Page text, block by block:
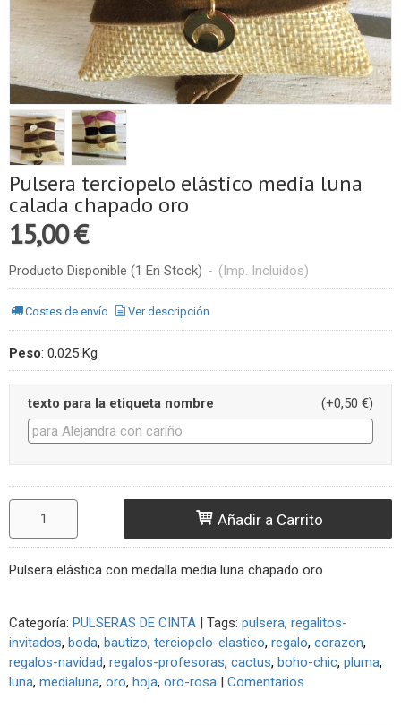
Pulsera terciopelo elástico media luna
calada chapado oro
15,00 €
Producto Disponible (1 En Stock) - (Imp. Incluidos)
Costes de envío Ver descripción
Peso: 0,025 Kg
texto para la etiqueta nombre (+0,50 €)
Añadir a Carrito
Pulsera elástica con medalla media luna chapado oro
Categoría: PULSERAS DE CINTA | Tags: pulsera regalitos-
invitados boda bautizo terciopelo-elastico regalo corazon
regalos-navidad regalos-profesoras cactus boho-chic pluma
luna medialuna oro hoja oro-rosa | Comentarios